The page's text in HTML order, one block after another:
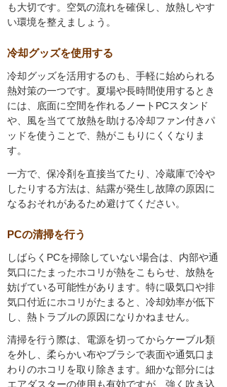
も大切です。空気の流れを確保し、放熱しやす
い環境を整えましょう。
冷却グッズを使用する
冷却グッズを活用するのも、手軽に始められる
熱対策の一つです。夏場や長時間使用するとき
には、底面に空間を作れるノートPCスタンド
や、風を当てて放熱を助ける冷却ファン付きパ
ッドを使うことで、熱がこもりにくくなりま
す。
一方で、保冷剤を直接当てたり、冷蔵庫で冷や
したりする方法は、結露が発生し故障の原因に
なるおそれがあるため避けてください。
PCの清掃を行う
しばらくPCを掃除していない場合は、内部や通
気口にたまったホコリが熱をこもらせ、放熱を
妨げている可能性があります。特に吸気口や排
気口付近にホコリがたまると、冷却効率が低下
し、熱トラブルの原因になりかねません。
清掃を行う際は、電源を切ってからケーブル類
を外し、柔らかい布やブラシで表面や通気口ま
わりのホコリを取り除きます。細かな部分には
エアダスターの使用も有効ですが、強く吹き込